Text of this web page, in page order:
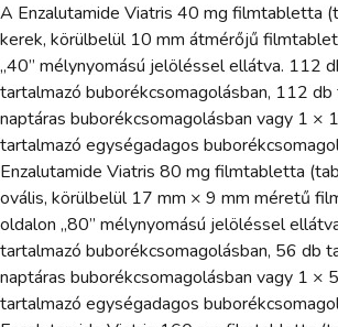
A Enzalutamide Viatris 40 mg filmtabletta
kerek, körülbelül 10 mm átmérőjű
„40” mélynyomású jelöléssel ellátva. 112
tartalmazó buborékcsomagolásban, 112
naptáras buborékcsomagolásban vagy 1
tartalmazó egységadagos
Enzalutamide Viatris 80 mg filmtabletta
ovális, körülbelül 17 mm × 9 mm méretű
oldalon „80” mélynyomású jelöléssel
tartalmazó buborékcsomagolásban, 56 db
naptáras buborékcsomagolásban vagy 1 ×
tartalmazó egységadagos